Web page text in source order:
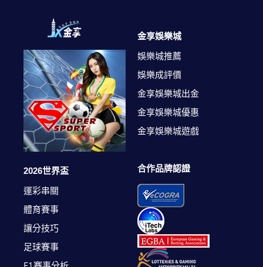
金享娛樂城
娛樂城推薦
娛樂成評價
金享娛樂城出金
金享娛樂城優惠
金享娛樂城遊戲
2026世界盃
運彩串關
體育賽事
讓分技巧
足球賽事
合作品牌認證